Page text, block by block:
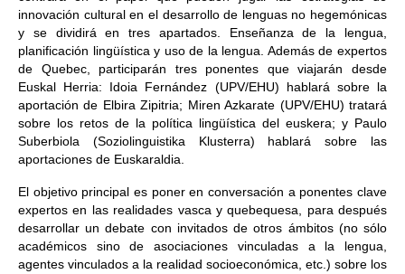
innovación cultural en el desarrollo de lenguas no hegemónicas
y se dividirá en tres apartados. Enseñanza de la lengua,
planificación lingüística y uso de la lengua. Además de expertos
de Quebec, participarán tres ponentes que viajarán desde
Euskal Herria: Idoia Fernández (UPV/EHU) hablará sobre la
aportación de Elbira Zipitria; Miren Azkarate (UPV/EHU) tratará
sobre los retos de la política lingüística del euskera; y Paulo
Suberbiola (Soziolinguistika Klusterra) hablará sobre las
aportaciones de Euskaraldia.
El objetivo principal es poner en conversación a ponentes clave
expertos en las realidades vasca y quebequesa, para después
desarrollar un debate con invitados de otros ámbitos (no sólo
académicos sino de asociaciones vinculadas a la lengua,
agentes vinculados a la realidad socioeconómica, etc.) sobre los